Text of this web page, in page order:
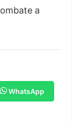
a
WhatsApp